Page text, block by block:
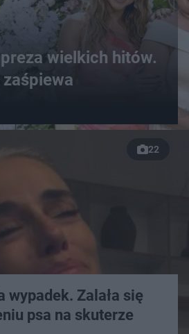
wielkich hitów.
22
wypadek. Zalała się
psa na skuterze